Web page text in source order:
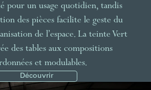
pour un usage quotidien, tandis
des pièces facilite le geste du
de l’espace. La teinte Vert
des tables aux compositions
et modulables.
Découvrir